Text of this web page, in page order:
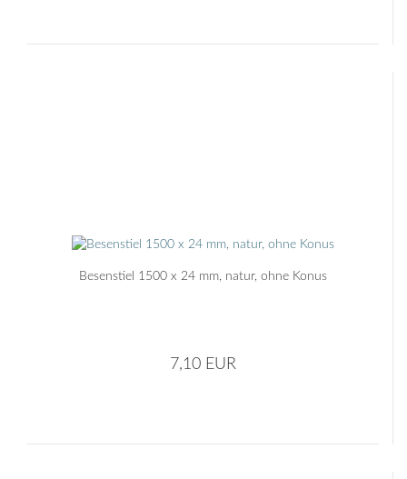
Besenstiel 1500 x 24 mm, natur, ohne Konus
7,10 EUR